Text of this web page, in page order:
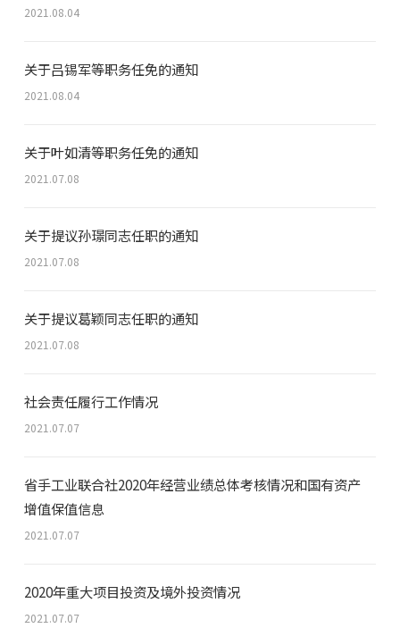
2021.08.04
关于吕锡军等职务任免的通知
2021.08.04
关于叶如清等职务任免的通知
2021.07.08
关于提议孙璟同志任职的通知
2021.07.08
关于提议葛颖同志任职的通知
2021.07.08
社会责任履行工作情况
2021.07.07
省手工业联合社2020年经营业绩总体考核情况和国有资产
增值保值信息
2021.07.07
2020年重大项目投资及境外投资情况
2021.07.07